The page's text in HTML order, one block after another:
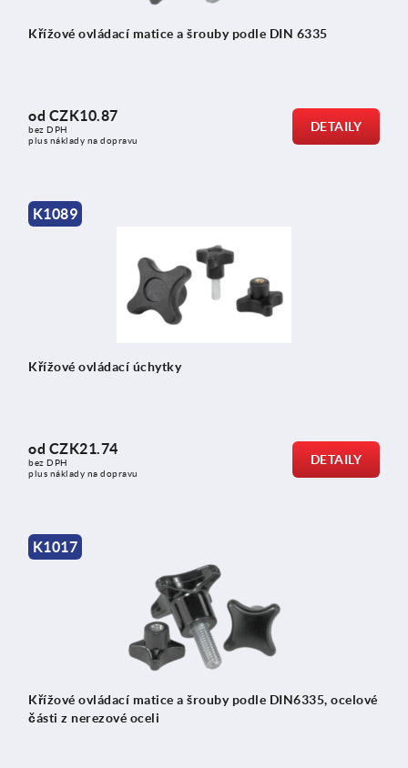
Křížové ovládací matice a šrouby podle DIN 6335
od CZK10.87
bez DPH
plus náklady na dopravu
DETAILY
K1089
Křížové ovládací úchytky
od CZK21.74
bez DPH
plus náklady na dopravu
DETAILY
K1017
Křížové ovládací matice a šrouby podle DIN6335, ocelové
části z nerezové oceli